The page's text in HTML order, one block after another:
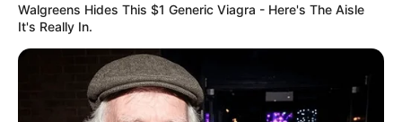
Walgreens Hides This $1 Generic Viagra - Here's The Aisle
It's Really In.